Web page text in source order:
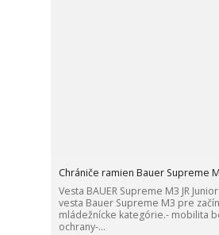
Chrániče ramien Bauer Supreme
Vesta BAUER Supreme M3 JR
vesta Bauer Supreme M3 pre
mládežnícke kategórie.- mobilita
ochrany-...